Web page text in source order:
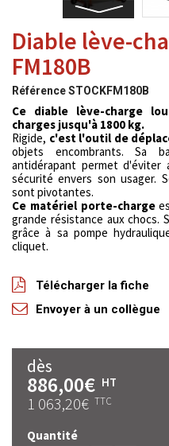
Diable lève-
FM180B
RéférenceSTOCKFM180B
Ce diable lève-charge
charges jusqu'à 1800 kg.
Rigide, c'est l'outil de
objets encombrants. Sa
antidérapant permet d'éviter
sécurité envers son usager.
sont pivotantes.
Ce matériel porte-charge
grande résistance aux chocs.
grâce à sa pompe
cliquet.
Télécharger la fiche
Envoyer à un collègue
dès
886,00€ HT
1 063,20€ TTC
Quantité